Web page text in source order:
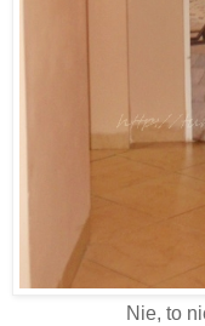
Nie, to